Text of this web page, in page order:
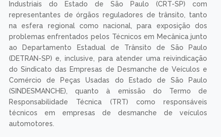
Industriais do Estado de São Paulo (CRT-SP) com
representantes de órgãos reguladores de trânsito, tanto
na esfera regional como nacional, para exposição dos
problemas enfrentados pelos Técnicos em Mecânica junto
ao Departamento Estadual de Trânsito de São Paulo
(DETRAN-SP) e, inclusive, para atender uma reivindicação
do Sindicato das Empresas de Desmanche de Veículos e
Comércio de Peças Usadas do Estado de São Paulo
(SINDESMANCHE), quanto à emissão do Termo de
Responsabilidade Técnica (TRT) como responsáveis
técnicos em empresas de desmanche de veículos
automotores.